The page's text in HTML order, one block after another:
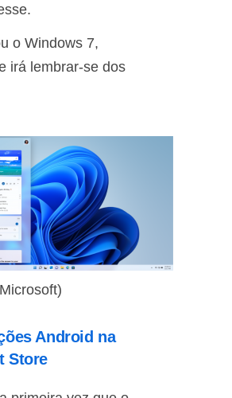
o Windows 7,
irá lembrar-se dos
Android na
Store